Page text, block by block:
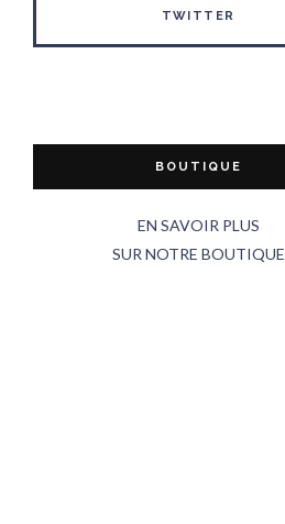
TWITTER
BOUTIQUE
EN SAVOIR PLUS
SUR NOTRE BOUTIQUE